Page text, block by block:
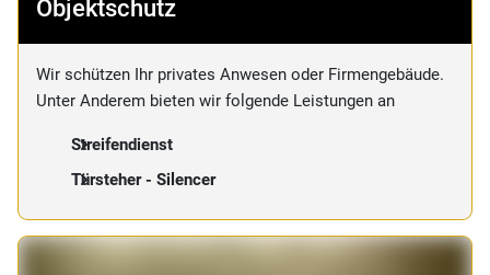
Objektschutz
Wir schützen Ihr privates Anwesen oder Firmengebäude.
Unter Anderem bieten wir folgende Leistungen an
Streifendienst
Türsteher - Silencer